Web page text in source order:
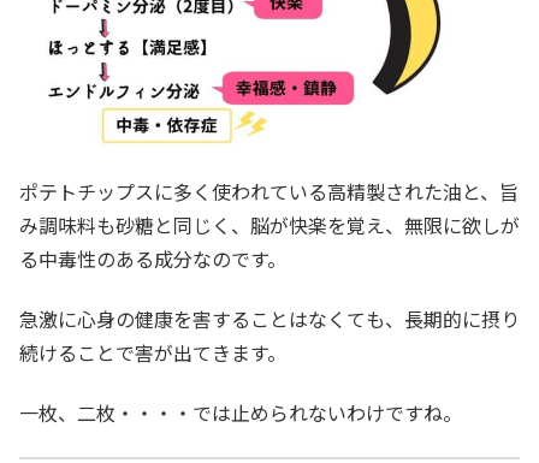
ポテトチップスに多く使われている高精製された油と、旨
み調味料も砂糖と同じく、脳が快楽を覚え、無限に欲しが
る中毒性のある成分なのです。
急激に心身の健康を害することはなくても、長期的に摂り
続けることで害が出てきます。
一枚、二枚・・・・では止められないわけですね。